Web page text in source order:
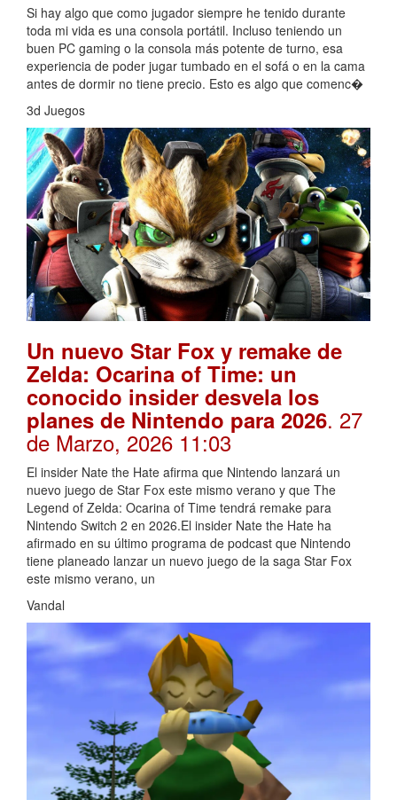
Si hay algo que como jugador siempre he tenido durante
toda mi vida es una consola portátil. Incluso teniendo un
buen PC gaming o la consola más potente de turno, esa
experiencia de poder jugar tumbado en el sofá o en la cama
antes de dormir no tiene precio. Esto es algo que comenc�
3d Juegos
Un nuevo Star Fox y remake de
Zelda: Ocarina of Time: un
conocido insider desvela los
planes de Nintendo para 2026. 27
de Marzo, 2026 11:03
El insider Nate the Hate afirma que Nintendo lanzará un
nuevo juego de Star Fox este mismo verano y que The
Legend of Zelda: Ocarina of Time tendrá remake para
Nintendo Switch 2 en 2026.El insider Nate the Hate ha
afirmado en su último programa de podcast que Nintendo
tiene planeado lanzar un nuevo juego de la saga Star Fox
este mismo verano, un
Vandal